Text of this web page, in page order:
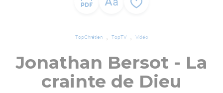
TopChrétien TopTV Vidéo
Jonathan Bersot - La
crainte de Dieu